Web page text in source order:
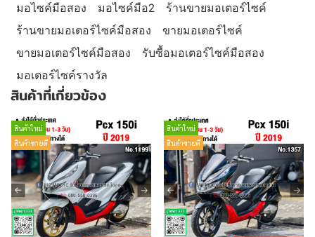
มอไซค์มือสอง
มอไซค์มือ2
ร้านขายมอเตอร์ไซค์
ร้านขายมอเตอร์ไซค์มือสอง
ขายมอเตอร์ไซค์
ขายมอเตอร์ไซค์มือสอง
รับซื้อมอเตอร์ไซค์มือสอง
มอเตอร์ไซค์รางวัล
สินค้าที่เกี่ยวข้อง
สินค้าใหม่
สินค้าขายดี
สินค้าใหม่
สินค้าขายดี